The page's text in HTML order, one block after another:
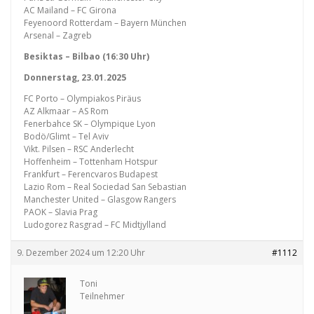
AC Mailand – FC Girona
Feyenoord Rotterdam – Bayern München
Arsenal – Zagreb
Besiktas – Bilbao (16:30 Uhr)
Donnerstag, 23.01.2025
FC Porto – Olympiakos Piräus
AZ Alkmaar – AS Rom
Fenerbahce SK – Olympique Lyon
Bodö/Glimt – Tel Aviv
Vikt. Pilsen – RSC Anderlecht
Hoffenheim – Tottenham Hotspur
Frankfurt – Ferencvaros Budapest
Lazio Rom – Real Sociedad San Sebastian
Manchester United – Glasgow Rangers
PAOK – Slavia Prag
Ludogorez Rasgrad – FC Midtjylland
9. Dezember 2024 um 12:20 Uhr #1112
Toni
Teilnehmer